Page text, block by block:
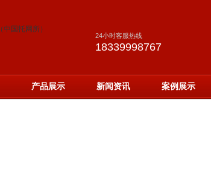
24小时客服热线
18339998767
产品展示 新闻资讯 案例展示